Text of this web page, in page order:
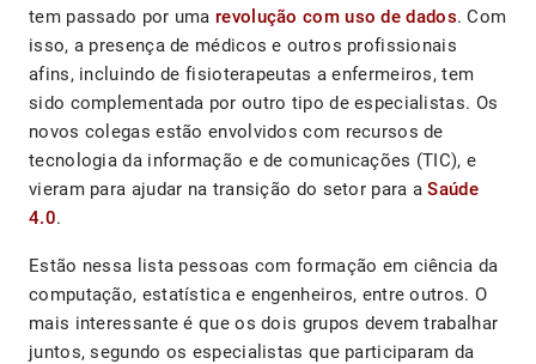
tem passado por umarevolução com uso de dados. Com
isso, a presença de médicos e outros profissionais
afins, incluindo de fisioterapeutas a enfermeiros, tem
sido complementada por outro tipo de especialistas. Os
novos colegas estão envolvidos com recursos de
tecnologia da informação e de comunicações (TIC), e
vieram para ajudar na transição do setor para aSaúde
4.0.
Estão nessa lista pessoas com formação em ciência da
computação, estatística e engenheiros, entre outros. O
mais interessante é que os dois grupos devem trabalhar
juntos, segundo os especialistas que participaram da